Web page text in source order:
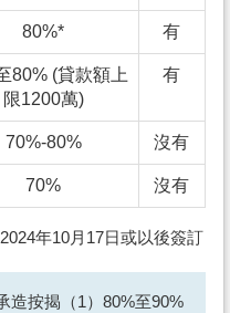
80%* 有
80% (貸款額上
限1200萬)
有
70%-80% 沒有
70% 沒有
年10月17日或以後簽訂
造按揭（1）80%至90%